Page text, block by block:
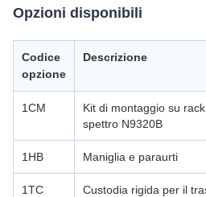
Opzioni disponibili
Codice
opzione
Descrizione
1CM
Kit di montaggio su
spettro N9320B
1HB Maniglia e paraurti
1TC Custodia rigida per il